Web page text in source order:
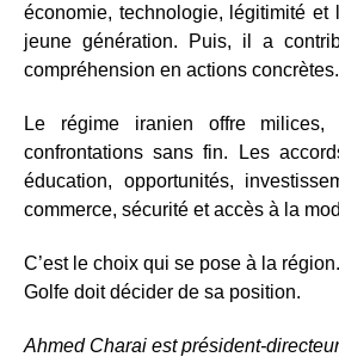
économie, technologie, légitimité et
jeune génération. Puis, il a
compréhension en actions concrètes.
Le régime iranien offre milices,
confrontations sans fin. Les
éducation, opportunités,
commerce, sécurité et accès à la
C’est le choix qui se pose à la
Golfe doit décider de sa position.
Ahmed Charai est président-